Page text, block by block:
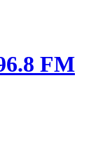
FM